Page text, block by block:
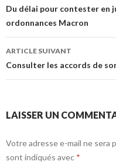
des
articles
Du délai pour contester en
ordonnances Macron
ARTICLE SUIVANT
Consulter les accords de
LAISSER UN
Votre adresse e-mail ne sera
sont indiqués avec *